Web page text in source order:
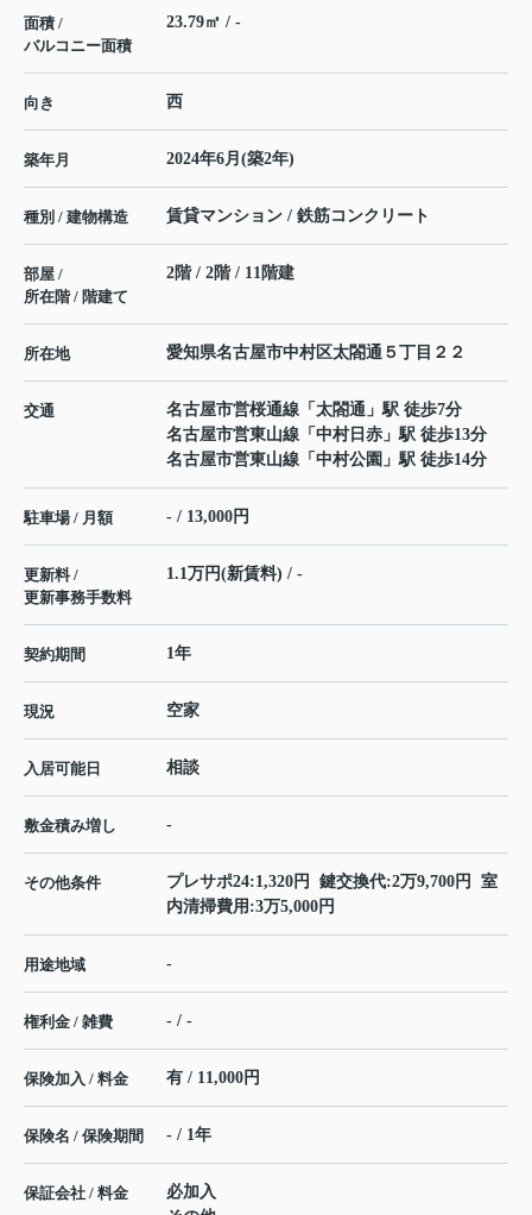
面積 /
バルコニー面積
23.79㎡ / -
向き 西
築年月 2024年6月(築2年)
種別 / 建物構造 賃貸マンション / 鉄筋コンクリート
部屋 /
所在階 / 階建て
2階 / 2階 / 11階建
所在地 愛知県名古屋市中村区太閤通 ５丁目２２
交通 名古屋市営桜通線 「 太閤通 」駅 徒歩7分
名古屋市営東山線 「 中村日赤 」駅 徒歩13分
名古屋市営東山線 「 中村公園 」駅 徒歩14分
駐車場 / 月額 - / 13,000円
更新料 /
更新事務手数料
1.1万円(新賃料) / -
契約期間 1年
現況 空家
入居可能日 相談
敷金積み増し -
その他条件
プレサポ24:1,320円 鍵交換代:2万9,700円 室
内清掃費用:3万5,000円
用途地域 -
権利金 / 雑費 - / -
保険加入 / 料金 有 / 11,000円
保険名 / 保険期間 - / 1年
保証会社 / 料金
必加入